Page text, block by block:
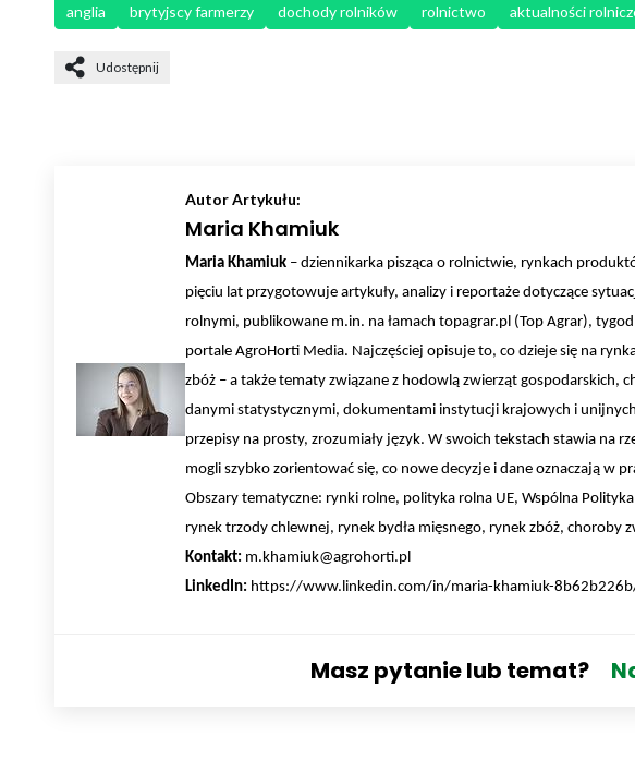
anglia brytyjscy farmerzy dochody rolników rolnictwo aktualności
Udostępnij
Autor Artykułu:
Maria Khamiuk
Maria Khamiuk – dziennikarka pisząca o rolnictwie, rynkach
pięciu lat przygotowuje artykuły, analizy i reportaże dotyczące
rolnymi, publikowane m.in. na łamach topagrar.pl (Top Agrar),
portale AgroHorti Media. Najczęściej opisuje to, co dzieje się na
zbóż – a także tematy związane z hodowlą zwierząt gospodarskich,
danymi statystycznymi, dokumentami instytucji krajowych i
przepisy na prosty, zrozumiały język. W swoich tekstach stawia na
mogli szybko zorientować się, co nowe decyzje i dane oznaczają w
Obszary tematyczne: rynki rolne, polityka rolna UE, Wspólna
rynek trzody chlewnej, rynek bydła mięsnego, rynek zbóż, choroby
Kontakt: m.khamiuk@agrohorti.pl
LinkedIn: https://www.linkedin.com/in/maria-khamiuk-
Masz pytanie lub temat?